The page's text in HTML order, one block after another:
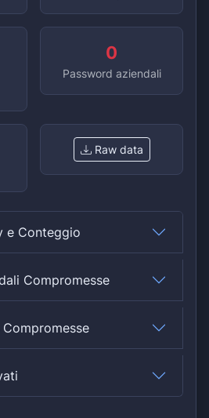
0
Password aziendali
Raw data
e Conteggio
Compromesse